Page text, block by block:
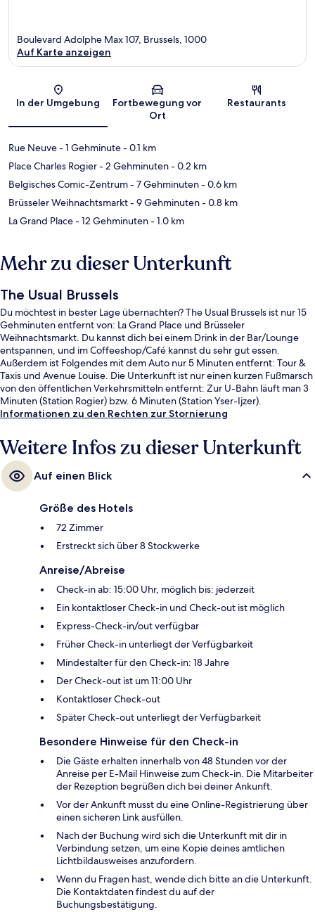
Karte
Boulevard Adolphe Max 107, Brussels, 1000
Auf Karte anzeigen
In der Umgebung
Fortbewegung vor
Ort
Restaurants
Rue Neuve- 1 Gehminute- 0.1 km
Place Charles Rogier- 2 Gehminuten- 0.2 km
Belgisches Comic-Zentrum- 7 Gehminuten- 0.6 km
Brüsseler Weihnachtsmarkt- 9 Gehminuten- 0.8 km
La Grand Place- 12 Gehminuten- 1.0 km
Mehr zu dieser Unterkunft
The Usual Brussels
Du möchtest in bester Lage übernachten? The Usual Brussels ist nur 15
Gehminuten entfernt von: La Grand Place und Brüsseler
Weihnachtsmarkt. Du kannst dich bei einem Drink in der Bar/Lounge
entspannen, und im Coffeeshop/Café kannst du sehr gut essen.
Außerdem ist Folgendes mit dem Auto nur 5 Minuten entfernt: Tour &
Taxis und Avenue Louise. Die Unterkunft ist nur einen kurzen Fußmarsch
von den öffentlichen Verkehrsmitteln entfernt: Zur U-Bahn läuft man 3
Minuten (Station Rogier) bzw. 6 Minuten (Station Yser-Ijzer).
Informationen zu den Rechten zur Stornierung
Weitere Infos zu dieser Unterkunft
Auf einen Blick
Größe des Hotels
72 Zimmer
Erstreckt sich über 8 Stockwerke
Anreise/Abreise
Check-in ab: 15:00 Uhr, möglich bis: jederzeit
Ein kontaktloser Check-in und Check-out ist möglich
Express-Check-in/out verfügbar
Früher Check-in unterliegt der Verfügbarkeit
Mindestalter für den Check-in: 18 Jahre
Der Check-out ist um 11:00 Uhr
Kontaktloser Check-out
Später Check-out unterliegt der Verfügbarkeit
Besondere Hinweise für den Check-in
Die Gäste erhalten innerhalb von 48 Stunden vor der
Anreise per E-Mail Hinweise zum Check-in. Die Mitarbeiter
der Rezeption begrüßen dich bei deiner Ankunft.
Vor der Ankunft musst du eine Online-Registrierung über
einen sicheren Link ausfüllen.
Nach der Buchung wird sich die Unterkunft mit dir in
Verbindung setzen, um eine Kopie deines amtlichen
Lichtbildausweises anzufordern.
Wenn du Fragen hast, wende dich bitte an die Unterkunft.
Die Kontaktdaten findest du auf der
Buchungsbestätigung.